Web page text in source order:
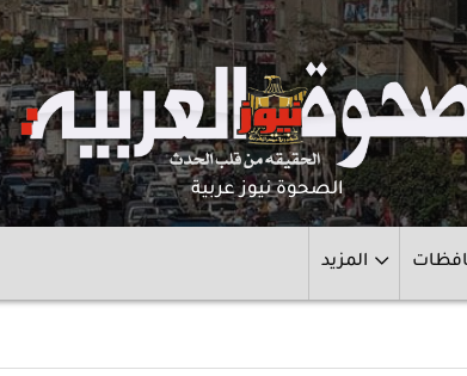
الصحوة نيوز عربية
المزيد